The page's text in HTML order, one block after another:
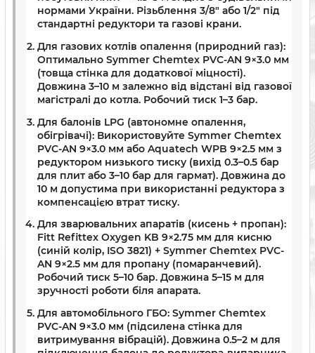
нормами України. Різьблення 3/8″ або 1/2″ під
стандартні редуктори та газові крани.
Для газових котлів опалення (природний газ):
Оптимально Symmer Chemtex PVC-AN 9×3.0 мм
(товща стінка для додаткової міцності).
Довжина 3–10 м залежно від відстані від газової
магістралі до котла. Робочий тиск 1–3 бар.
Для балонів LPG (автономне опалення,
обігрівачі): Використовуйте Symmer Chemtex
PVC-AN 9×3.0 мм або Aquatech WPB 9×2.5 мм з
редуктором низького тиску (вихід 0.3–0.5 бар
для плит або 3–10 бар для гармат). Довжина до
10 м допустима при використанні редуктора з
компенсацією втрат тиску.
Для зварювальних апаратів (кисень + пропан):
Fitt Refittex Oxygen KB 9×2.75 мм для кисню
(синій колір, ISO 3821) + Symmer Chemtex PVC-
AN 9×2.5 мм для пропану (помаранчевий).
Робочий тиск 5–10 бар. Довжина 5–15 м для
зручності роботи біля апарата.
Для автомобільного ГБО: Symmer Chemtex
PVC-AN 9×3.0 мм (підсилена стінка для
витримування вібрацій). Довжина 0.5–2 м для